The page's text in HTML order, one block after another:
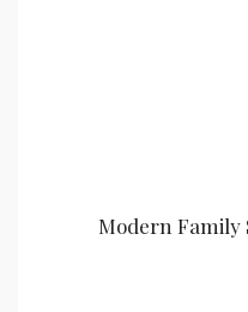
Modern Family